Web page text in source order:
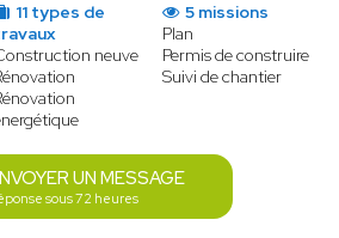
11 types de
neuve
5 missions
Plan
Permis de construire
Suivi de chantier
UN MESSAGE
sous 72 heures